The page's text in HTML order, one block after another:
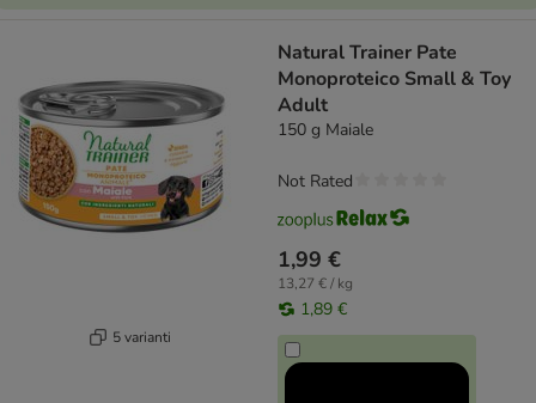
5 varianti
Natural Trainer Pate
Monoproteico Small & Toy
Adult
150 g Maiale
1,99 €
13,27 € / kg
1,89 €
Not Rated